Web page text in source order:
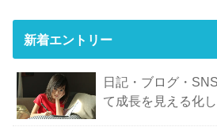
新着エントリー
日記・ブログ・
て成長を見える化